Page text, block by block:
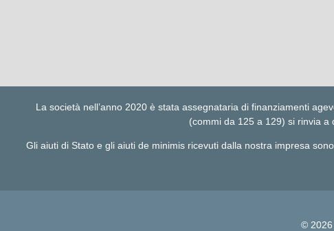
La società nell’anno 2020 è stata assegnataria di finanziamenti
(commi da 125 a 129) si rinvia a
Gli aiuti di Stato e gli aiuti de minimis ricevuti dalla nostra impresa
© 2026